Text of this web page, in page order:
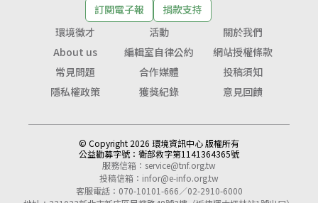
訂閱電子報
捐款支持
環境徵才
活動
關於我們
About us
編輯室自律公約
網站授權條款
常見問題
合作媒體
投稿須知
隱私權政策
獲獎紀錄 意見回饋
© Copyright 2026 環境資訊中心 版權所有
公益勸募字號： 衛部救字第1141364365號
服務信箱： service@tnf.org.tw
投稿信箱： infor@e-info.org.tw
客服電話：070-10101-666／02-2910-6000